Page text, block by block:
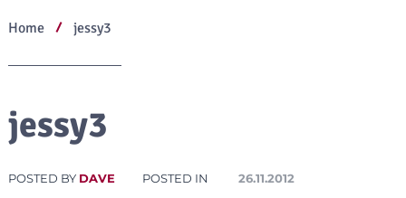
Home jessy3
jessy3
POSTED BY DAVE POSTED IN 26.11.2012